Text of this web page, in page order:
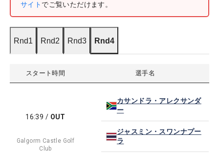
サイト でご覧いただけます。
Rnd1 Rnd2 Rnd3 Rnd4
スタート時間 選手名
16:39 / OUT
Galgorm Castle Golf
Club
カサンドラ・アレクサンダ
ー
ジャスミン・スワンナプー
ラ